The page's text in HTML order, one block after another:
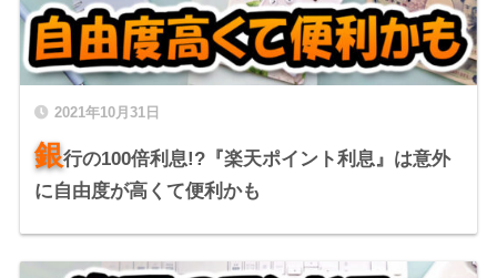
2021年10月31日
銀行の100倍利息!?『楽天ポイント利息』は意外
に自由度が高くて便利かも